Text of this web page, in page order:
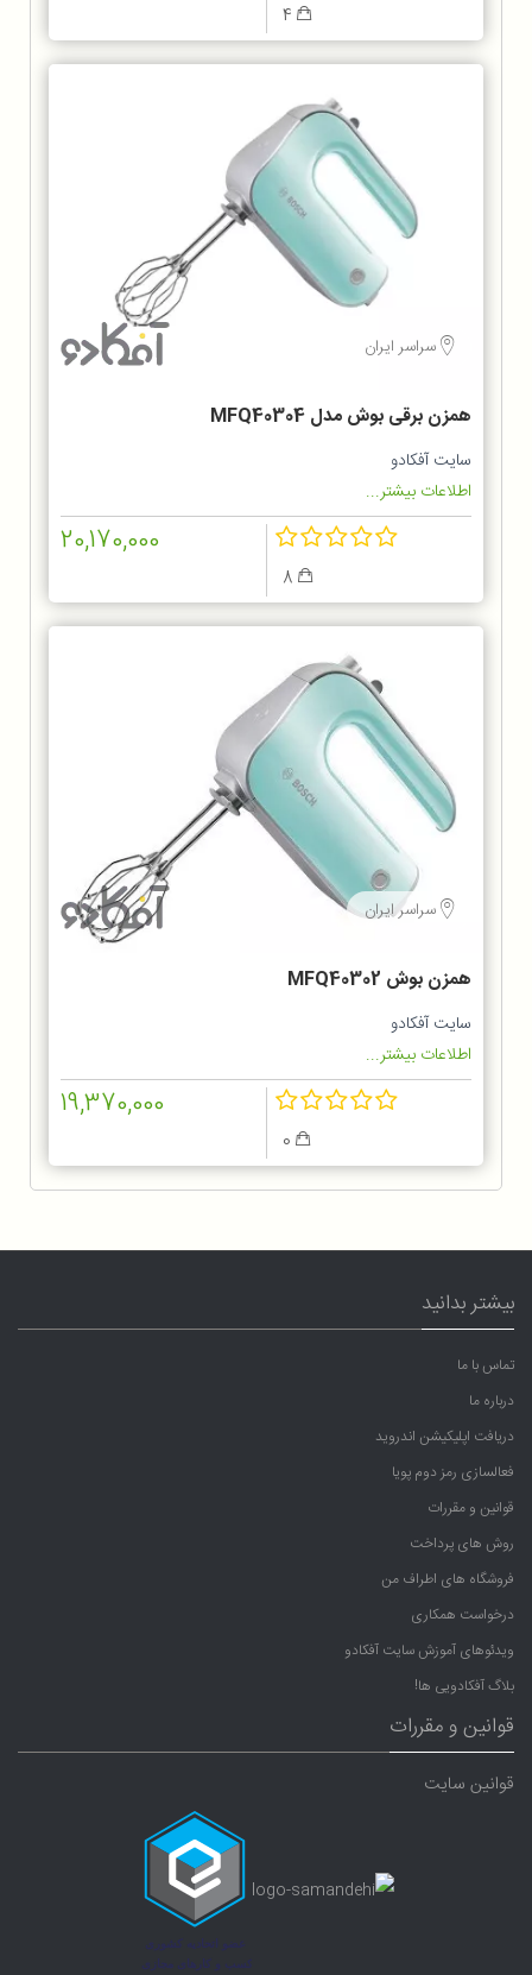
سراسر ایران
همزن برقی بوش مدل MFQ40304
سایت آفکادو
اطلاعات بیشتر...
20,170,000
سراسر ایران
همزن بوش MFQ40302
سایت آفکادو
اطلاعات بیشتر...
19,370,000
بیشتر بدانید
تماس با ما
درباره ما
دریافت اپلیکیشن اندروید
فعالسازی رمز دوم پویا
قوانین و مقررات
روش های پرداخت
فروشگاه های اطراف من
درخواست همکاری
ویدئوهای آموزش سایت آفکادو
بلاگ آفکادویی ها!
قوانین و مقررات
قوانین سایت